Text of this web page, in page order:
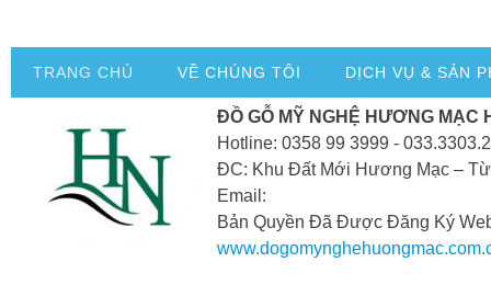
TRANG CHỦ VỀ CHÚNG TÔI DỊCH VỤ & SẢN
ĐỒ GỖ MỸ NGHỆ HƯƠNG MẠC
Hotline: 0358 99 3999 -
ĐC: Khu Đất Mới Hương Mạc –
Email:
Bản Quyền Đã Được Đăng Ký